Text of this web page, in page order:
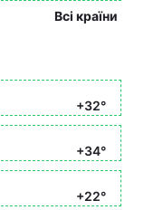
Всі країни
+32°
+34°
+22°